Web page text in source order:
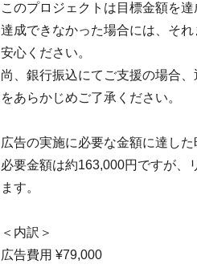
このプロジェクトは目標金額を
達成できなかった場合には、そ
安心ください。
尚、銀行振込にてご支援の場合
をあらかじめご了承ください。
広告の実施に必要な金額に達し
必要金額は約163,000円ですが、
ます。
＜内訳＞
広告費用 ¥79,000